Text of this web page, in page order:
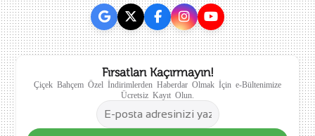
Fırsatları Kaçırmayın!
Çiçek Bahçem Özel İndirimlerden Haberdar Olmak İçin e-Bültenimize
Ücretsiz Kayıt Olun.